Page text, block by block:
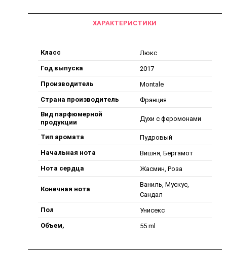
ХАРАКТЕРИСТИКИ
Класс
Люкс
Год выпуска
2017
Производитель
Montale
Страна производитель
Франция
Вид парфюмерной
продукции
Духи с феромонами
Тип аромата
Пудровый
Начальная нота
Вишня, Бергамот
Нота сердца
Жасмин, Роза
Конечная нота
Ваниль, Мускус,
Сандал
Пол
Унисекс
Объем,
55 ml